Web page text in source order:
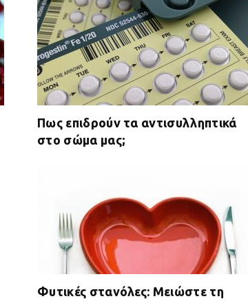
Πως επιδρούν τα αντισυλληπτικά
στο σώμα μας;
Φυτικές στανόλες: Μειώστε τη